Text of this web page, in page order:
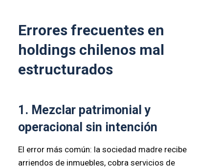
Errores frecuentes en
holdings chilenos mal
estructurados
1. Mezclar patrimonial y
operacional sin intención
El error más común: la sociedad madre recibe
arriendos de inmuebles, cobra servicios de